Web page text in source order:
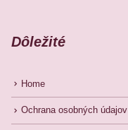
Dôležité
Home
Ochrana osobných údajov